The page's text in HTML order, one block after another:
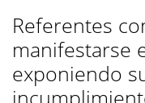
Referentes
manifestarse
exponiendo